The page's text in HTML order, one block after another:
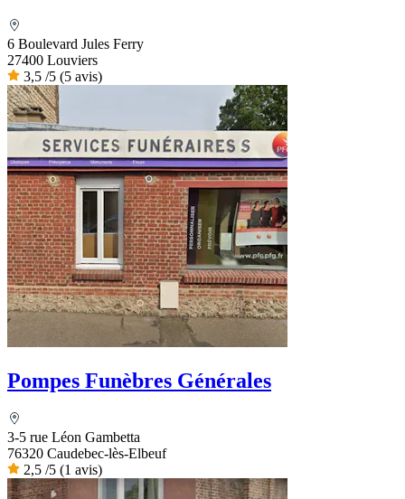
6 Boulevard Jules Ferry
27400 Louviers
3,5 /5 (5 avis)
Pompes Funèbres Générales
3-5 rue Léon Gambetta
76320 Caudebec-lès-Elbeuf
2,5 /5 (1 avis)